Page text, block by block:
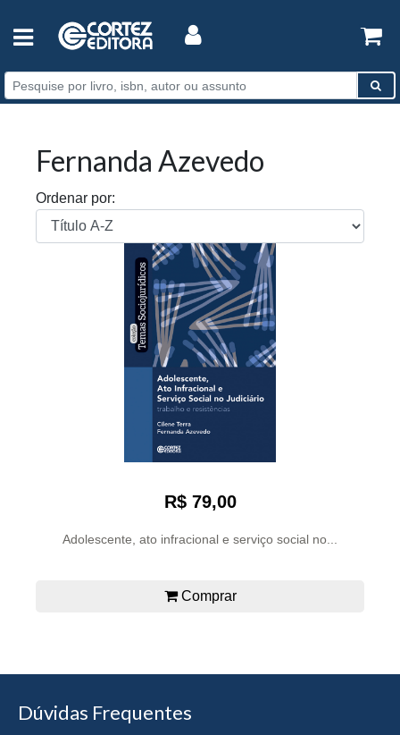
Fernanda Azevedo
Ordenar por:
R$ 79,00
Adolescente, ato infracional e serviço social no...
Comprar
Dúvidas Frequentes